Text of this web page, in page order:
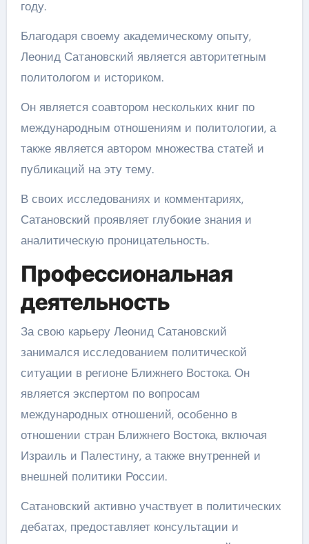
году.
Благодаря своему академическому опыту,
Леонид Сатановский является авторитетным
политологом и историком.
Он является соавтором нескольких книг по
международным отношениям и политологии, а
также является автором множества статей и
публикаций на эту тему.
В своих исследованиях и комментариях,
Сатановский проявляет глубокие знания и
аналитическую проницательность.
Профессиональная
деятельность
За свою карьеру Леонид Сатановский
занимался исследованием политической
ситуации в регионе Ближнего Востока. Он
является экспертом по вопросам
международных отношений, особенно в
отношении стран Ближнего Востока, включая
Израиль и Палестину, а также внутренней и
внешней политики России.
Сатановский активно участвует в политических
дебатах, предоставляет консультации и